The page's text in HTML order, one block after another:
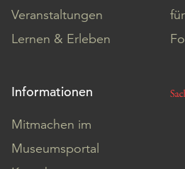
Veranstaltungen
Lernen & Erleben
Informationen
Mitmachen im
Museumsportal